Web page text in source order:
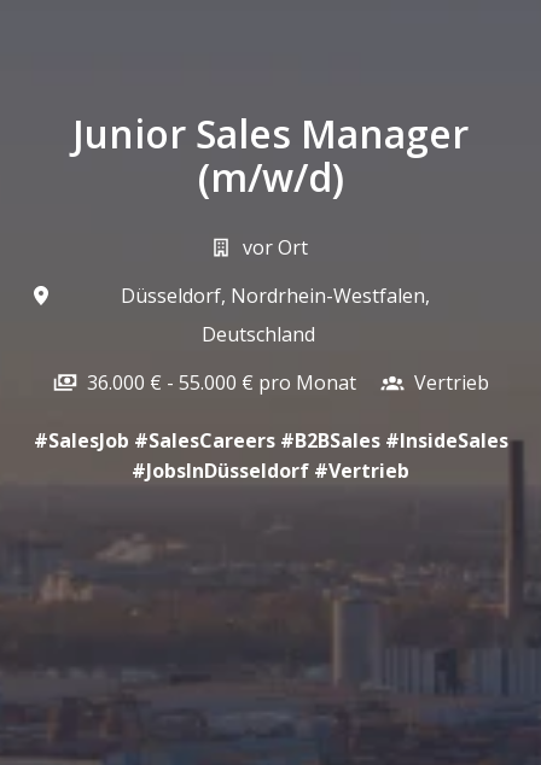
Junior Sales Manager
(m/w/d)
vor Ort
Düsseldorf, Nordrhein-Westfalen,
Deutschland
36.000 € - 55.000 € pro Monat
Vertrieb
#SalesJob #SalesCareers #B2BSales #InsideSales
#JobsInDüsseldorf #Vertrieb